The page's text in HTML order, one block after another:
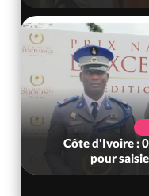
Côte d'Ivoire :
pour